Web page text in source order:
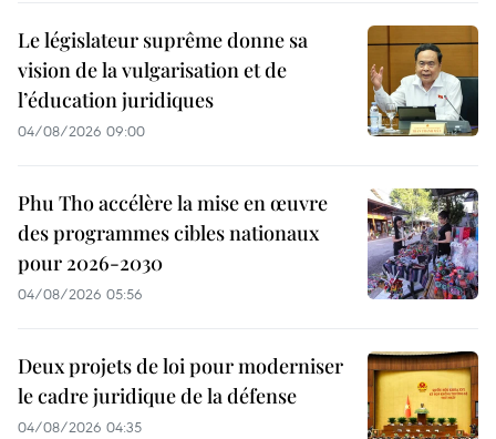
Le législateur suprême donne sa
vision de la vulgarisation et de
l’éducation juridiques
04/08/2026 09:00
Phu Tho accélère la mise en œuvre
des programmes cibles nationaux
pour 2026-2030
04/08/2026 05:56
Deux projets de loi pour moderniser
le cadre juridique de la défense
04/08/2026 04:35